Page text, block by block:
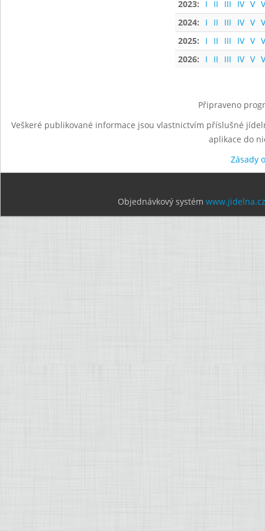
2023:
I II III IV V
2024:
I II III IV V
2025:
I II III IV V
2026:
I II III IV V
Připraveno
Veškeré publikované informace jsou vlastnictvím příslušné
aplikace do
Zásady
Objednávkový systém www.jidelna.cz